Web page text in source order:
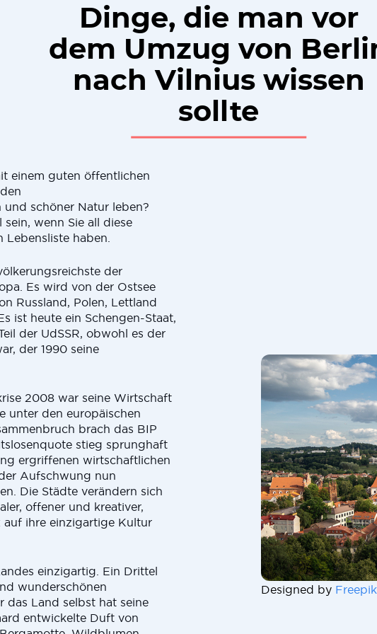
Dinge, die man vor
dem Umzug von
nach Vilnius wissen
sollte
einem guten öffentlichen
schöner Natur leben?
wenn Sie all diese
haben.
der
Es wird von der Ostsee
Russland, Polen, Lettland
ist heute ein Schengen-Staat,
der UdSSR, obwohl es der
der 1990 seine
2008 war seine Wirtschaft
unter den europäischen
brach das BIP
stieg sprunghaft
ergriffenen wirtschaftlichen
Aufschwung nun
Die Städte verändern sich
offener und kreativer,
ihre einzigartige Kultur
einzigartig. Ein Drittel
wunderschönen
das Land selbst hat seine
entwickelte Duft von
Designed by